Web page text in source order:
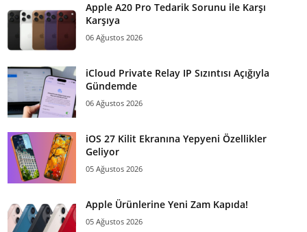
Apple A20 Pro Tedarik Sorunu ile Karşı
Karşıya
06 Ağustos 2026
iCloud Private Relay IP Sızıntısı Açığıyla
Gündemde
06 Ağustos 2026
iOS 27 Kilit Ekranına Yepyeni Özellikler
Geliyor
05 Ağustos 2026
Apple Ürünlerine Yeni Zam Kapıda!
05 Ağustos 2026